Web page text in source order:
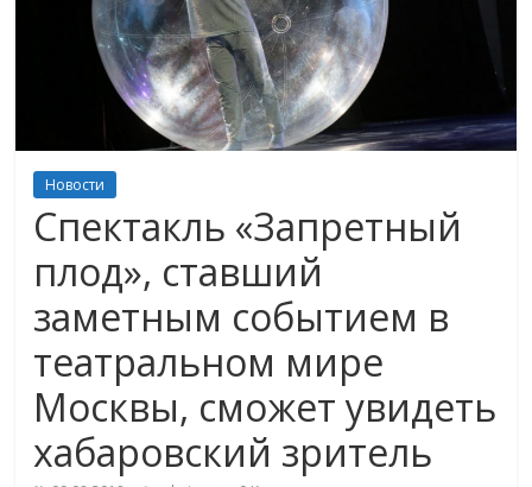
Новости
Спектакль «Запретный
плод», ставший
заметным событием в
театральном мире
Москвы, сможет увидеть
хабаровский зритель